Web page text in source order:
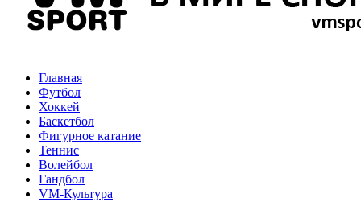
Главная
Футбол
Хоккей
Баскетбол
Фигурное катание
Теннис
Волейбол
Гандбол
VM-Культура